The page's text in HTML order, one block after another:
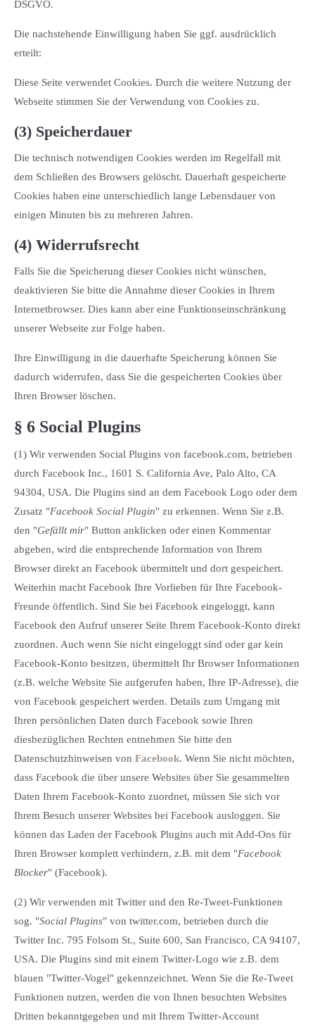
DSGVO.
Die nachstehende Einwilligung haben Sie ggf. ausdrücklich
erteilt:
Diese Seite verwendet Cookies. Durch die weitere Nutzung der
Webseite stimmen Sie der Verwendung von Cookies zu.
(3) Speicherdauer
Die technisch notwendigen Cookies werden im Regelfall mit
dem Schließen des Browsers gelöscht. Dauerhaft gespeicherte
Cookies haben eine unterschiedlich lange Lebensdauer von
einigen Minuten bis zu mehreren Jahren.
(4) Widerrufsrecht
Falls Sie die Speicherung dieser Cookies nicht wünschen,
deaktivieren Sie bitte die Annahme dieser Cookies in Ihrem
Internetbrowser. Dies kann aber eine Funktionseinschränkung
unserer Webseite zur Folge haben.
Ihre Einwilligung in die dauerhafte Speicherung können Sie
dadurch widerrufen, dass Sie die gespeicherten Cookies über
Ihren Browser löschen.
§ 6 Social Plugins
(1) Wir verwenden Social Plugins von facebook.com, betrieben
durch Facebook Inc., 1601 S. California Ave, Palo Alto, CA
94304, USA. Die Plugins sind an dem Facebook Logo oder dem
Zusatz "Facebook Social Plugin" zu erkennen. Wenn Sie z.B.
den "Gefällt mir" Button anklicken oder einen Kommentar
abgeben, wird die entsprechende Information von Ihrem
Browser direkt an Facebook übermittelt und dort gespeichert.
Weiterhin macht Facebook Ihre Vorlieben für Ihre Facebook-
Freunde öffentlich. Sind Sie bei Facebook eingeloggt, kann
Facebook den Aufruf unserer Seite Ihrem Facebook-Konto direkt
zuordnen. Auch wenn Sie nicht eingeloggt sind oder gar kein
Facebook-Konto besitzen, übermittelt Ihr Browser Informationen
(z.B. welche Website Sie aufgerufen haben, Ihre IP-Adresse), die
von Facebook gespeichert werden. Details zum Umgang mit
Ihren persönlichen Daten durch Facebook sowie Ihren
diesbezüglichen Rechten entnehmen Sie bitte den
Datenschutzhinweisen von Facebook. Wenn Sie nicht möchten,
dass Facebook die über unsere Websites über Sie gesammelten
Daten Ihrem Facebook-Konto zuordnet, müssen Sie sich vor
Ihrem Besuch unserer Websites bei Facebook ausloggen. Sie
können das Laden der Facebook Plugins auch mit Add-Ons für
Ihren Browser komplett verhindern, z.B. mit dem "Facebook
Blocker" (Facebook).
(2) Wir verwenden mit Twitter und den Re-Tweet-Funktionen
sog. "Social Plugins" von twitter.com, betrieben durch die
Twitter Inc. 795 Folsom St., Suite 600, San Francisco, CA 94107,
USA. Die Plugins sind mit einem Twitter-Logo wie z.B. dem
blauen "Twitter-Vogel" gekennzeichnet. Wenn Sie die Re-Tweet
Funktionen nutzen, werden die von Ihnen besuchten Websites
Dritten bekanntgegeben und mit Ihrem Twitter-Account